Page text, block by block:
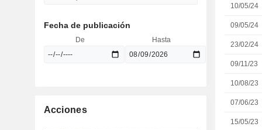
10/05/24
09/05/24
23/02/24
09/11/23
10/08/23
07/06/23
15/05/23
Fecha de publicación
De Hasta
Acciones